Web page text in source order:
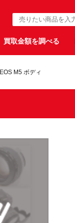
買取金額を調べる
EOS M5 ボディ